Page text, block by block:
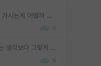
옮기시려면 미국박사로 가시는게 어떨까 싶네요. 교수가 꿈이면 미국박사 하고 미국교수 까지 같이 노리시는게 기회가 많지 않을까요?
9
교수 뽑는데 출신 학교는 생각보다 그렇게 안 봄. 앞으로는 더 안 보게 될거임. 박사는 어디서 진행해도 됨. 단, 제대로 쌓고 좋은 실적 만들 수 있다면. 그런데 지방대는 그럴 가능성이 지극히 낮음. 나만 열심히 잘 하면 된다? 인간은 주변 환경에 지배되는 나약한 존재임. 주변의 지방대 대학원생과 섞이고 지방 특유의 여유로움 또는 나쁘게 얘기해서 나태함에 젖어 살다보면 교수의 꿈 자체를 잊어버리게 될 가능성도 있음. 주변 환경이 70~80%임.
9